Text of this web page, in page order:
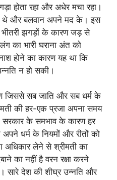
होता रहा और अधेर मचा रहा।
थे और बलवान अपने मद के। इस
झगड़ों के कारण जड़ से
का भारी घराना अंत को
होने का कारण यह था कि
न हो सकी।
जिससे सब जाति और सब धर्म के
की हर-एक प्रजा अपना समय
सरकार के समभाव के कारण हर
धर्म के नियमों और रीतों को
अधिकार लेने से श्रीमती का
का नहीं है वरन रक्षा करने
सारे देश की शीघ्र उन्नति और